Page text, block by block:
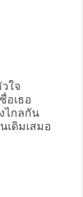
ใจ
อเธอ
ไกลกัน
เดิมเสมอ